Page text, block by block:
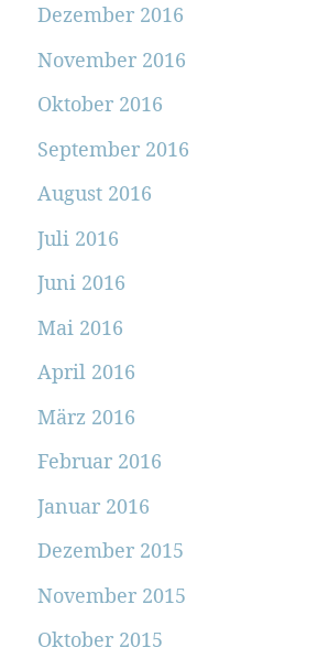
Dezember 2016
November 2016
Oktober 2016
September 2016
August 2016
Juli 2016
Juni 2016
Mai 2016
April 2016
März 2016
Februar 2016
Januar 2016
Dezember 2015
November 2015
Oktober 2015